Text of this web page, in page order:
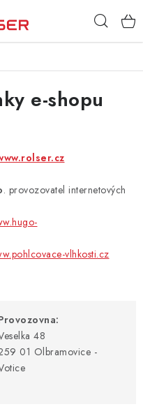
e-shopu
. provozovatel internetových
vlhkosti.cz
48
01 Olbramovice -